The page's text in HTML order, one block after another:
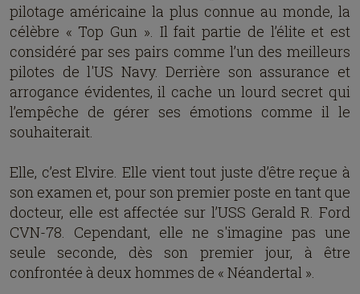
pilotage américaine la plus connue au monde, la
célèbre « Top Gun ». Il fait partie de l’élite et est
considéré par ses pairs comme l’un des meilleurs
pilotes de l'US Navy. Derrière son assurance et
arrogance évidentes, il cache un lourd secret qui
l’empêche de gérer ses émotions comme il le
souhaiterait.
Elle, c’est Elvire. Elle vient tout juste d’être reçue à
son examen et, pour son premier poste en tant que
docteur, elle est affectée sur l’USS Gerald R. Ford
CVN-78. Cependant, elle ne s'imagine pas une
seule seconde, dès son premier jour, à être
confrontée à deux hommes de « Néandertal ».